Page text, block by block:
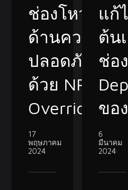
ช่องโหว่
ด้านความ
ปลอดภัย
ด้วย NPM
Overrides
17
พฤษภาคม
2024
แก้
ต้น
ช่อ
ขอ
6
มีนาคม
2024